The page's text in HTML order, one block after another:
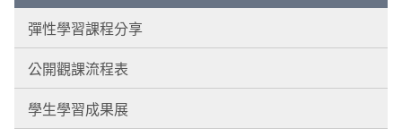
彈性學習課程分享
公開觀課流程表
學生學習成果展